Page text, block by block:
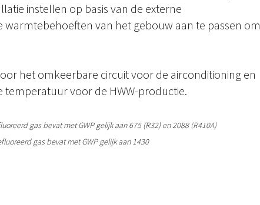
instellen op basis van de externe
van het gebouw aan te passen om
het omkeerbare circuit voor de airconditioning en
temperatuur voor de HWW-productie.
gas bevat met GWP gelijk aan 675 (R32) en 2088 (R410A)
gas bevat met GWP gelijk aan 1430